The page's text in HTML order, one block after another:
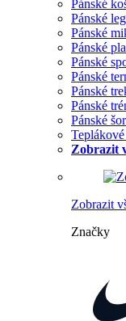
Pánské
Pánské
Pánské
Pánské
Pánské
Pánské
Pánské
Pánské
Pánské
Zobrazit
Zobrazit
Značky